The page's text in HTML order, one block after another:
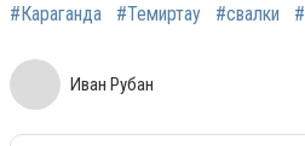
#Караганда #Темиртау #свалки
Иван Рубан